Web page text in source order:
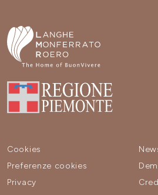
Cookies
Preferenze cookies
Privacy